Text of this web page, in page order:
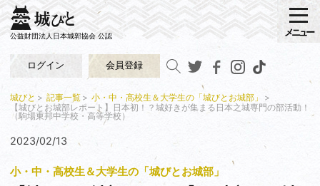
公益財団法人日本城郭協会 公認
ログイン 会員登録
メニュー
城びと 記事一覧
小・中・高校生＆大学生の「城びとお城部」
【城びとお城部レポート】日本初！？城好きが集まる日本之城専門の部活動！
（駒場東邦中学校・高等学校）
2023/02/13
小・中・高校生＆大学生の「城びとお城部」